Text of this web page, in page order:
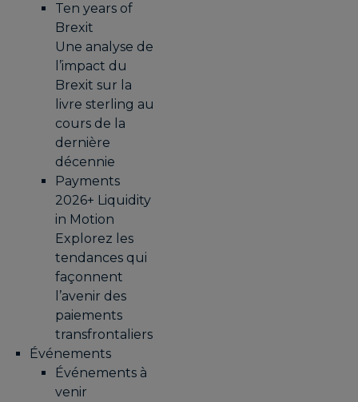
Ten years of
Brexit
Une analyse de
l’impact du
Brexit sur la
livre sterling au
cours de la
dernière
décennie
Payments
2026+ Liquidity
in Motion
Explorez les
tendances qui
façonnent
l’avenir des
paiements
transfrontaliers
Événements
Événements à
venir